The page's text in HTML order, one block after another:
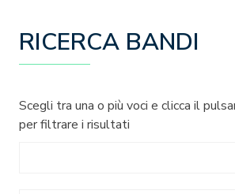
RICERCA BANDI
Scegli tra una o più voci e clicca il
per filtrare i risultati